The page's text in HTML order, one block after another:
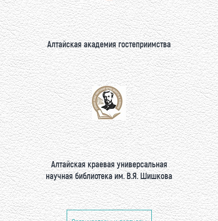
Алтайская академия гостеприимства
Алтайская краевая универсальная
научная библиотека им. В.Я. Шишкова